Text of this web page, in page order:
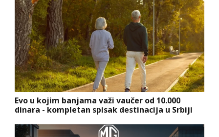
Evo u kojim banjama važi vaučer od 10.000
dinara - kompletan spisak destinacija u Srbiji